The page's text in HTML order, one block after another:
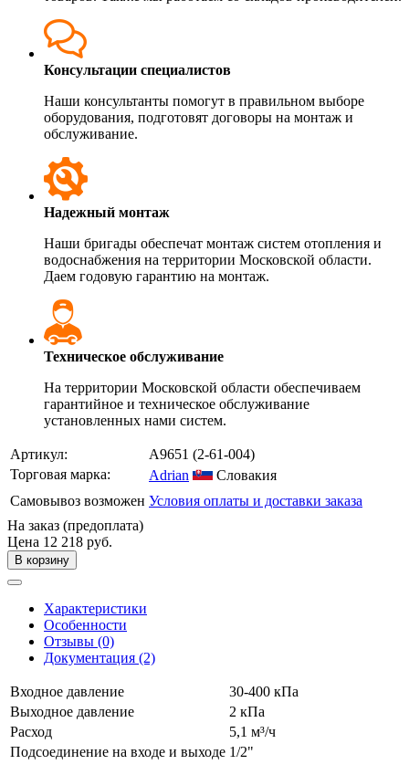
Консультации специалистов
Наши консультанты помогут в правильном выборе
оборудования, подготовят договоры на монтаж и
обслуживание.
Надежный монтаж
Наши бригады обеспечат монтаж систем отопления и
водоснабжения на территории Московской области.
Даем годовую гарантию на монтаж.
Техническое обслуживание
На территории Московской области обеспечиваем
гарантийное и техническое обслуживание
установленных нами систем.
Артикул: A9651 (2-61-004)
Торговая марка:
Adrian
Словакия
Самовывоз возможен Условия оплаты и доставки заказа
На заказ (предоплата)
Цена 12 218 руб.
В корзину
Характеристики
Особенности
Отзывы (0)
Документация (2)
Входное давление
30-400 кПа
Выходное давление
2 кПа
Расход
5,1 м³/ч
Подсоединение на входе и выходе 1/2"